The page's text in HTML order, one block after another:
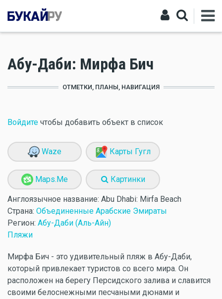
Абу-Даби: Мирфа Бич
ОТМЕТКИ, ПЛАНЫ, НАВИГАЦИЯ
Войдите чтобы добавить объект в список
Waze Карты Гугл
Maps.Me Картинки
Англоязычное название: Abu Dhabi: Mirfa Beach
Страна: Объединенные Арабские Эмираты
Регион: Абу-Даби (Аль-Айн)
Пляжи
Мирфа Бич - это удивительный пляж в Абу-Даби,
который привлекает туристов со всего мира. Он
расположен на берегу Персидского залива и славится
своими белоснежными песчаными дюнами и